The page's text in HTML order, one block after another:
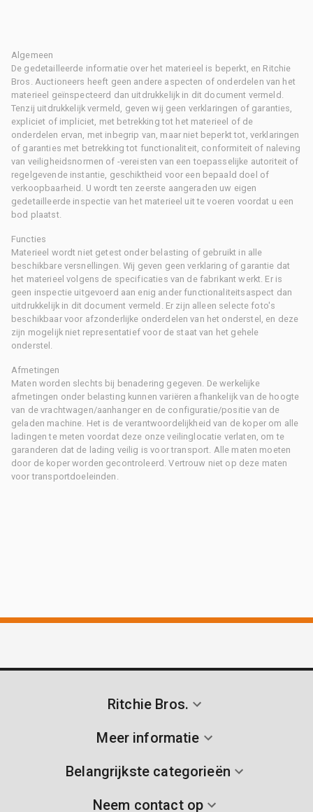
Algemeen
De gedetailleerde informatie over het materieel is beperkt, en Ritchie
Bros. Auctioneers heeft geen andere aspecten of onderdelen van het
materieel geïnspecteerd dan uitdrukkelijk in dit document vermeld.
Tenzij uitdrukkelijk vermeld, geven wij geen verklaringen of garanties,
expliciet of impliciet, met betrekking tot het materieel of de
onderdelen ervan, met inbegrip van, maar niet beperkt tot, verklaringen
of garanties met betrekking tot functionaliteit, conformiteit of naleving
van veiligheidsnormen of -vereisten van een toepasselijke autoriteit of
regelgevende instantie, geschiktheid voor een bepaald doel of
verkoopbaarheid. U wordt ten zeerste aangeraden uw eigen
gedetailleerde inspectie van het materieel uit te voeren voordat u een
bod plaatst.
Functies
Materieel wordt niet getest onder belasting of gebruikt in alle
beschikbare versnellingen. Wij geven geen verklaring of garantie dat
het materieel volgens de specificaties van de fabrikant werkt. Er is
geen inspectie uitgevoerd aan enig ander functionaliteitsaspect dan
uitdrukkelijk in dit document vermeld. Er zijn alleen selecte foto's
beschikbaar voor afzonderlijke onderdelen van het onderstel, en deze
zijn mogelijk niet representatief voor de staat van het gehele
onderstel.
Afmetingen
Maten worden slechts bij benadering gegeven. De werkelijke
afmetingen onder belasting kunnen variëren afhankelijk van de hoogte
van de vrachtwagen/aanhanger en de configuratie/positie van de
geladen machine. Het is de verantwoordelijkheid van de koper om alle
ladingen te meten voordat deze onze veilinglocatie verlaten, om te
garanderen dat de lading veilig is voor transport. Alle maten moeten
door de koper worden gecontroleerd. Vertrouw niet op deze maten
voor transportdoeleinden.
Ritchie Bros.
Meer informatie
Belangrijkste categorieën
Neem contact op